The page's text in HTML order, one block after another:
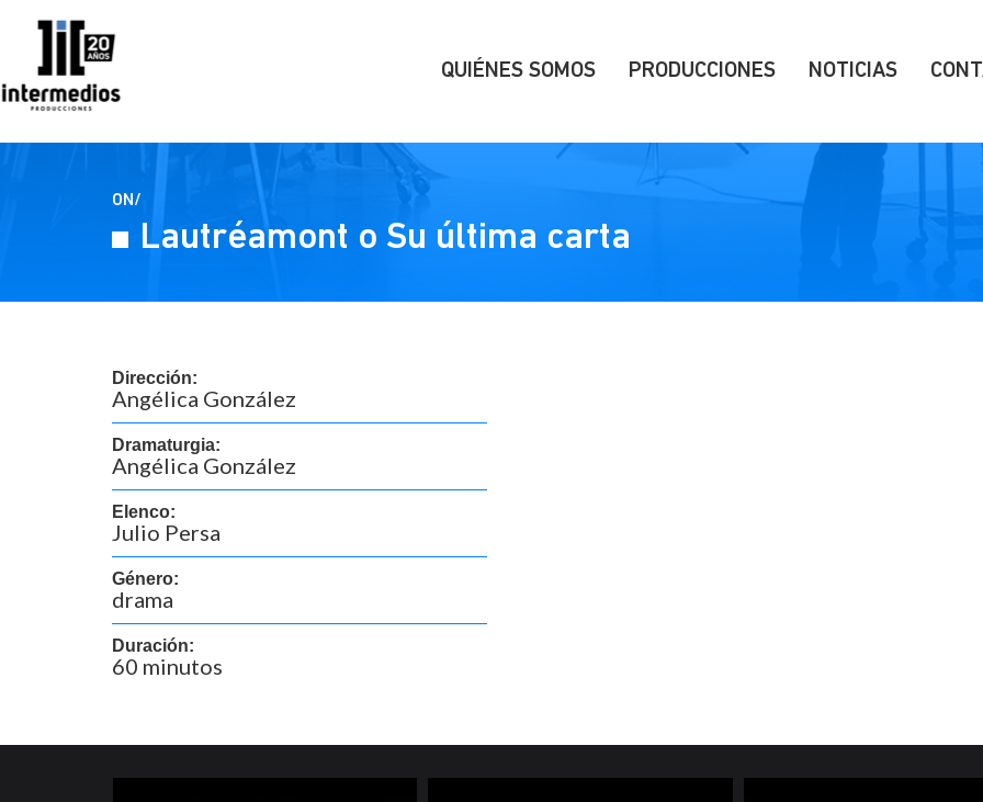
QUIÉNES SOMOS PRODUCCIONES NOTICIAS
ON/
Lautréamont o Su última carta
Dirección:
Angélica González
Dramaturgia:
Angélica González
Elenco:
Julio Persa
Género:
drama
Duración:
60 minutos